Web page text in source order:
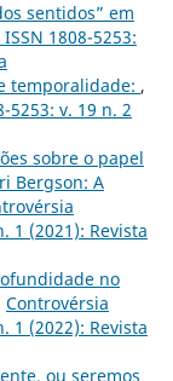
sentidos” em
1808-5253:
temporalidade: ,
5253: v. 19 n. 2
sobre o papel
Bergson: A
1 (2021): Revista
no
Controvérsia
1 (2022): Revista
ou seremos